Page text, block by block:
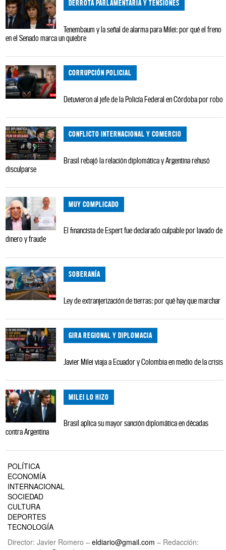
DERROTA PARLAMENTARIA Y TENSIONES
Tenembaum y la señal de alarma para Milei: por qué el freno
en el Senado marca un quiebre
CORRUPCIÓN POLICIAL
Detuvieron al jefe de la Policía Federal en Córdoba por robo
CONFLICTO INTERNACIONAL Y COMERCIO
Brasil rebajó la relación diplomática y Argentina rehusó
disculparse
MUY COMPLICADO
El financista de Espert fue declarado culpable por lavado de
dinero y fraude
SOBERANÍA
Ley de extranjerización de tierras: por qué hay que marchar
GIRA REGIONAL Y DIPLOMACIA
Javier Milei viaja a Ecuador y Colombia en medio de la crisis
MILEI LO HIZO
Brasil aplica su mayor sanción diplomática en décadas
contra Argentina
POLÍTICA
ECONOMÍA
INTERNACIONAL
SOCIEDAD
CULTURA
DEPORTES
TECNOLOGÍA
Director: Javier Romero – eldiario@gmail.com – Redacción: